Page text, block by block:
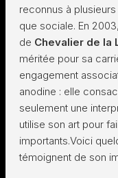
reconnus à
que sociale. En
de Chevalier de la
méritée pour sa
engagement
anodine : elle
seulement une
utilise son art pour
importants.Voici
témoignent de son